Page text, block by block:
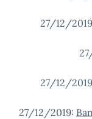
27/12/
27/12/
27/12/2019: